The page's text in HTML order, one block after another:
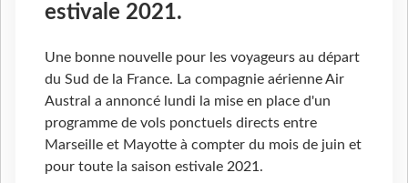
estivale 2021.
Une bonne nouvelle pour les voyageurs au départ
du Sud de la France. La compagnie aérienne Air
Austral a annoncé lundi la mise en place d'un
programme de vols ponctuels directs entre
Marseille et Mayotte à compter du mois de juin et
pour toute la saison estivale 2021.